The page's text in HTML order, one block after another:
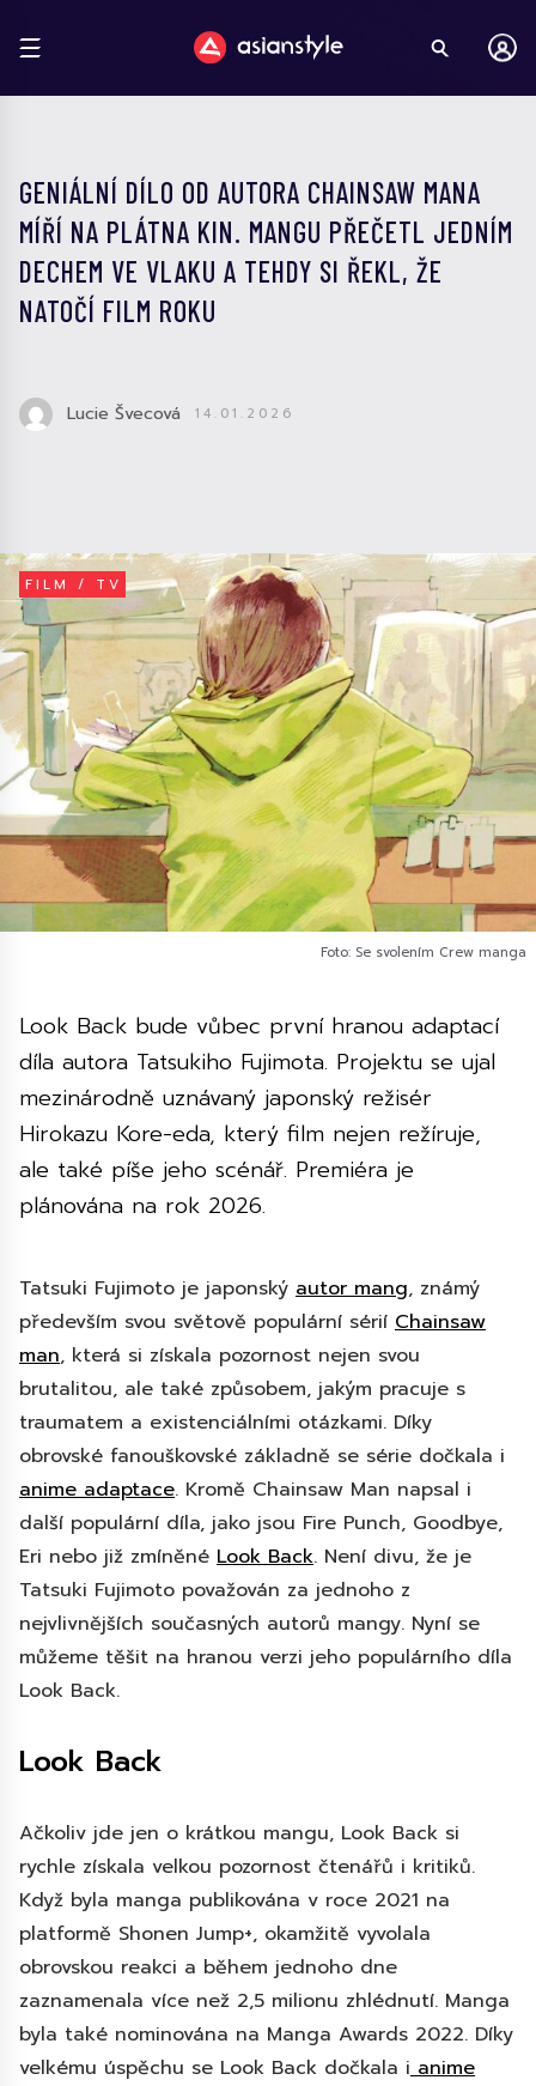
GENIÁLNÍ DÍLO OD AUTORA CHAINSAW MANA
MÍŘÍ NA PLÁTNA KIN. MANGU PŘEČETL JEDNÍM
DECHEM VE VLAKU A TEHDY SI ŘEKL, ŽE
NATOČÍ FILM ROKU
Lucie Švecová 14.01.2026
FILM / TV
Foto: Se svolením Crew manga
Look Back bude vůbec první hranou adaptací
díla autora Tatsukiho Fujimota. Projektu se ujal
mezinárodně uznávaný japonský režisér
Hirokazu Kore-eda, který film nejen režíruje,
ale také píše jeho scénář. Premiéra je
plánována na rok 2026.
Tatsuki Fujimoto je japonský autor mang, známý
především svou světově populární sérií Chainsaw
man, která si získala pozornost nejen svou
brutalitou, ale také způsobem, jakým pracuje s
traumatem a existenciálními otázkami. Díky
obrovské fanouškovské základně se série dočkala i
anime adaptace. Kromě Chainsaw Man napsal i
další populární díla, jako jsou Fire Punch, Goodbye,
Eri nebo již zmíněné Look Back. Není divu, že je
Tatsuki Fujimoto považován za jednoho z
nejvlivnějších současných autorů mangy. Nyní se
můžeme těšit na hranou verzi jeho populárního díla
Look Back.
Look Back
Ačkoliv jde jen o krátkou mangu, Look Back si
rychle získala velkou pozornost čtenářů i kritiků.
Když byla manga publikována v roce 2021 na
platformě Shonen Jump+, okamžitě vyvolala
obrovskou reakci a během jednoho dne
zaznamenala více než 2,5 milionu zhlédnutí. Manga
byla také nominována na Manga Awards 2022. Díky
velkému úspěchu se Look Back dočkala ianime